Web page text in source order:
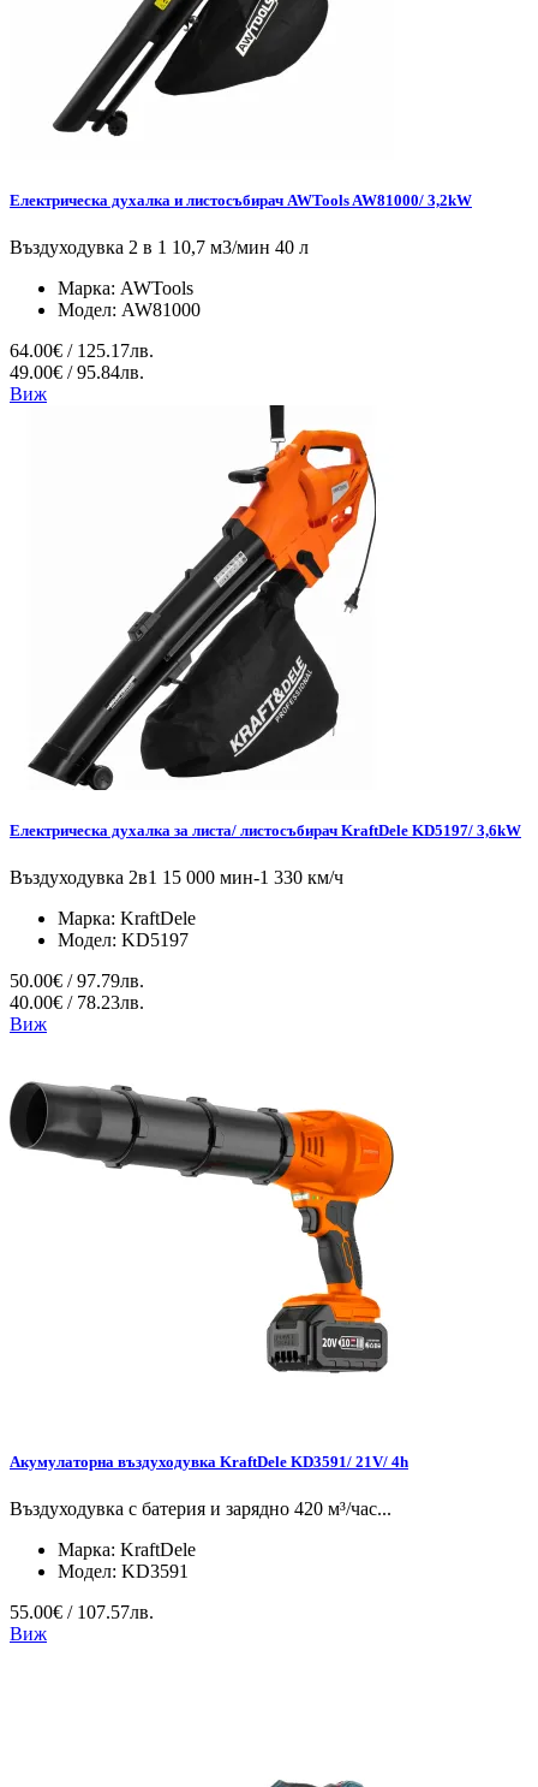
Електрическа духалка и листосъбирач AWTools AW81000/ 3,2kW
Въздуходувка 2 в 1 10,7 м3/мин 40 л
Марка: AWTools
Модел: AW81000
64.00€ / 125.17лв.
49.00€ / 95.84лв.
Виж
Електрическа духалка за листа/ листосъбирач KraftDele KD5197/ 3,6kW
Въздуходувка 2в1 15 000 мин-1 330 км/ч
Марка: KraftDele
Модел: KD5197
50.00€ / 97.79лв.
40.00€ / 78.23лв.
Виж
Акумулаторна въздуходувка KraftDele KD3591/ 21V/ 4h
Въздуходувка с батерия и зарядно 420 м³/час...
Марка: KraftDele
Модел: KD3591
55.00€ / 107.57лв.
Виж